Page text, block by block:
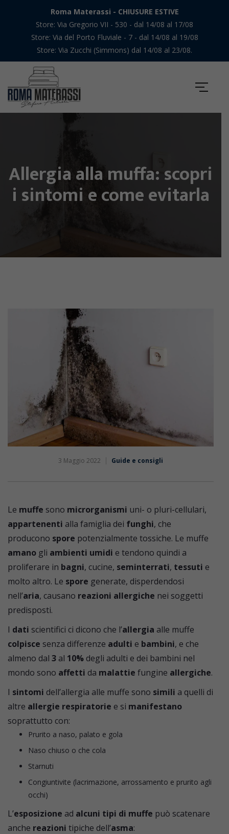
Allergia alla muffa: scopri
i sintomi e come evitarla
3 Maggio 2022 Guide e consigli
Le muffe sono microrganismi uni- o pluri-cellulari,
appartenenti alla famiglia dei funghi, che
producono spore potenzialmente tossiche. Le muffe
amano gli ambienti umidi e tendono quindi a
proliferare in bagni, cucine, seminterrati, tessuti e
molto altro. Le spore generate, disperdendosi
nell’aria, causano reazioni allergiche nei soggetti
predisposti.
I dati scientifici ci dicono che l’allergia alle muffe
colpisce senza differenze adulti e bambini, e che
almeno dal 3 al 10% degli adulti e dei bambini nel
mondo sono affetti da malattie fungine allergiche.
I sintomi dell’allergia alle muffe sono simili a quelli di
altre allergie respiratorie e si manifestano
soprattutto con:
Prurito a naso, palato e gola
Naso chiuso o che cola
Starnuti
Congiuntivite (lacrimazione, arrossamento e prurito agli
occhi)
L’esposizione ad alcuni tipi di muffe può scatenare
anche reazioni tipiche dell’asma:
Roma Materassi - CHIUSURE ESTIVE
Store: Via Gregorio VII - 530 - dal 14/08 al 17/08
Store: Via del Porto Fluviale - 7 - dal 14/08 al 19/08
Store: Via Zucchi (Simmons) dal 14/08 al 23/08.